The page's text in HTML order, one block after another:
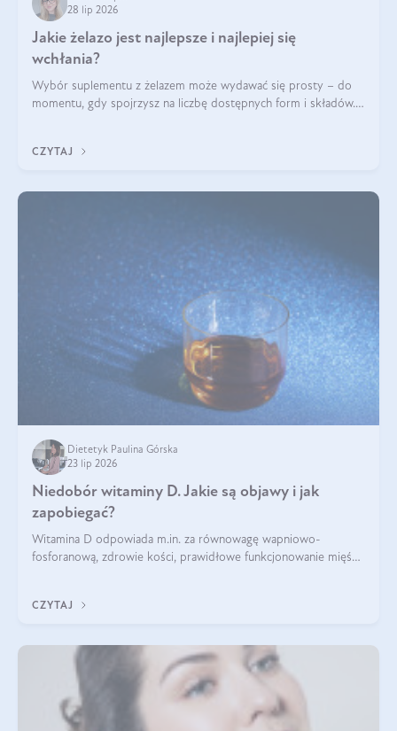
28 lip 2026
Jakie żelazo jest najlepsze i najlepiej się
wchłania?
Wybór suplementu z żelazem może wydawać się prosty – do
momentu, gdy spojrzysz na liczbę dostępnych form i składów.
zawierać suplement?
CZYTAJ
Dietetyk Paulina Górska
23 lip 2026
Niedobór witaminy D. Jakie są objawy i jak
zapobiegać?
Witamina D odpowiada m.in. za równowagę wapniowo-
fosforanową, zdrowie kości, prawidłowe funkcjonowanie mięśni
problemem.
CZYTAJ